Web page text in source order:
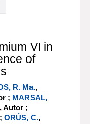
VI in
of
R. Ma.,
; MARSAL,
, Autor ;
;ORÚS, C.,